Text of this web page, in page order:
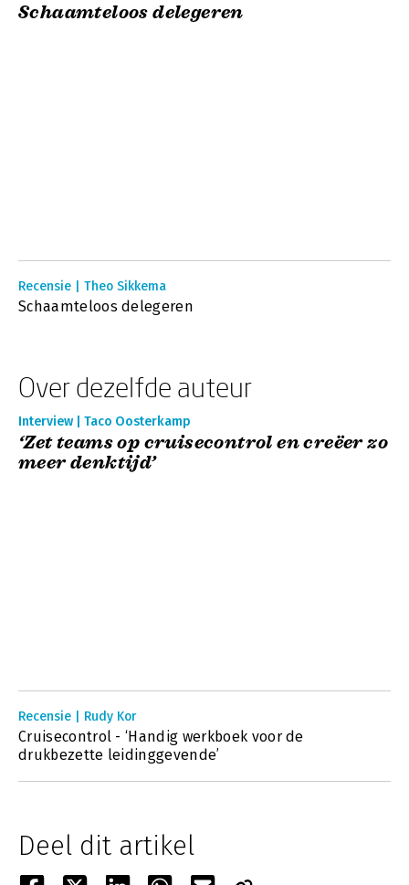
Schaamteloos delegeren
Recensie | Theo Sikkema
Schaamteloos delegeren
Over dezelfde auteur
Interview | Taco Oosterkamp
‘Zet teams op cruisecontrol en creëer zo
meer denktijd’
Recensie | Rudy Kor
Cruisecontrol - ‘Handig werkboek voor de
drukbezette leidinggevende’
Deel dit artikel